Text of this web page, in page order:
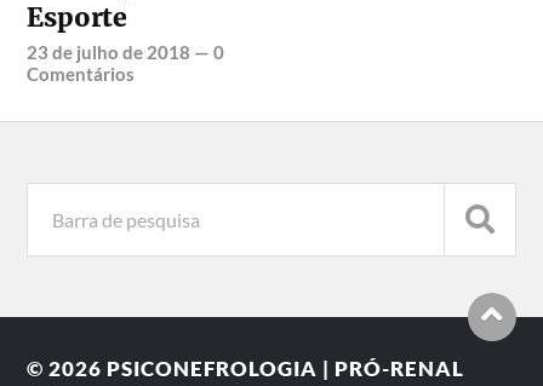
Esporte
23 de julho de 2018 —0
Comentários
© 2026 PSICONEFROLOGIA | PRÓ-RENAL